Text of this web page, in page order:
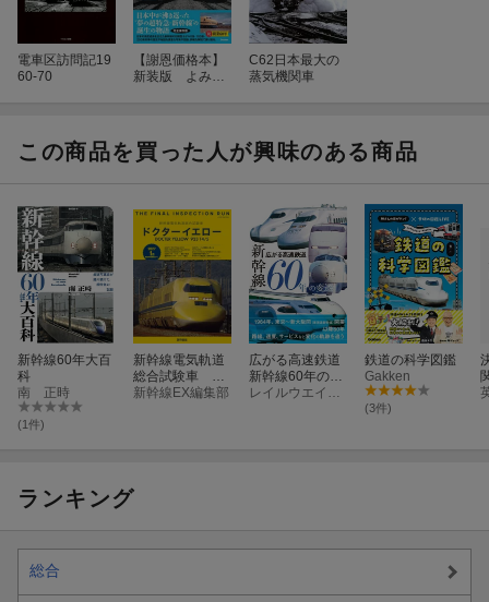
電車区訪問記19
60-70
【謝恩価格本】
新装版 よみが
C62日本最大の
蒸気機関車
この商品を買った人が興味のある商品
新幹線60年大百
科
南 正時
(1件)
新幹線電気軌道
総合試験車 ド
クターイエロー
新幹線EX編集部
広がる高速鉄道
新幹線60年の変
遷
鉄道の科学図鑑
Gakken
(3件)
ランキング
総合